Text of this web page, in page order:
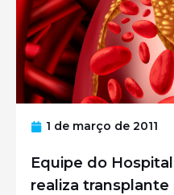
1 de março de 2011
Equipe do
realiza